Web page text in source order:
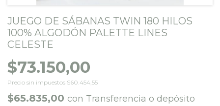
JUEGO DE SÁBANAS TWIN 180 HILOS
100% ALGODÓN PALETTE LINES
CELESTE
$73.150,00
Precio sin impuestos $60.454,55
$65.835,00 con Transferencia o depósito